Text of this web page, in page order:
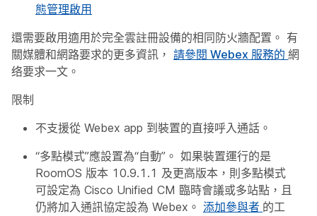
態管理啟用
還需要啟用適用於完全雲註冊設備的相同防火牆配置。 有
關媒體和網路要求的更多資訊， 請參閱 Webex 服務的 網
络要求一文。
限制
不支援從 Webex app 到裝置的直接呼入通話。
“多點模式”應設置為“自動”。 如果裝置運行的是
RoomOS 版本 10.9.1.1 及更高版本，則多點模式
可設定為 Cisco Unified CM 臨時會議或多站點，且
仍將加入通訊協定設為 Webex。 添加參與者 的工